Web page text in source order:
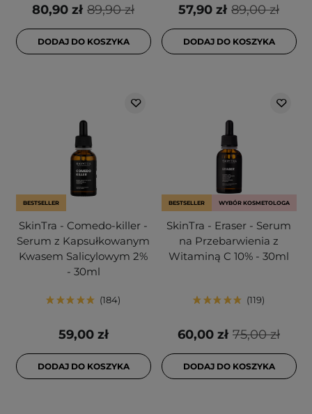
89,90 zł
80,90 zł
DODAJ DO KOSZYKA
89,00 zł
57,90 zł
DODAJ DO KOSZYKA
BESTSELLER
SkinTra - Comedo-killer -
Serum z Kapsułkowanym
Kwasem Salicylowym 2%
- 30ml
184
59,00 zł
DODAJ DO KOSZYKA
BESTSELLER WYBÓR KOSMETOLOGA
SkinTra - Eraser - Serum
na Przebarwienia z
Witaminą C 10% - 30ml
119
75,00 zł
60,00 zł
DODAJ DO KOSZYKA